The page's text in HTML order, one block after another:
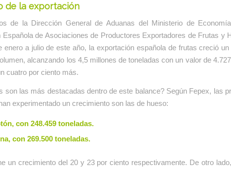
de la exportación
de la Dirección General de Aduanas del Ministerio de
Española de Asociaciones de Productores Exportadores de Frutas y
enero a julio de este año, la exportación española de frutas creció
alcanzando los 4,5 millones de toneladas con un valor de
cuatro por ciento más.
son las más destacadas dentro de este balance? Según Fepex, las
experimentado un crecimiento son las de hueso:
con 248.459 toneladas.
con 269.500 toneladas.
un crecimiento del 20 y 23 por ciento respectivamente. De otro